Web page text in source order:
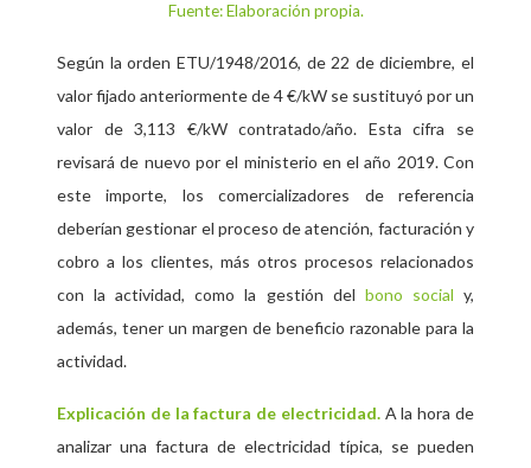
Fuente: Elaboración propia.
Según la orden ETU/1948/2016, de 22 de diciembre, el
valor fijado anteriormente de 4 €/kW se sustituyó por un
valor de 3,113 €/kW contratado/año. Esta cifra se
revisará de nuevo por el ministerio en el año 2019. Con
este importe, los comercializadores de referencia
deberían gestionar el proceso de atención, facturación y
cobro a los clientes, más otros procesos relacionados
con la actividad, como la gestión del bono social y,
además, tener un margen de beneficio razonable para la
actividad.
Explicación de la factura de electricidad. A la hora de
analizar una factura de electricidad típica, se pueden